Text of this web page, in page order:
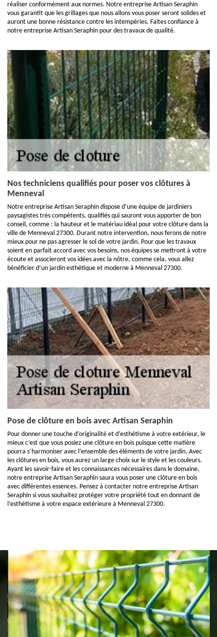
réaliser conformément aux normes. Notre entreprise Artisan Seraphin
vous garantit que les grillages que nous allons vous poser seront solides et
auront une bonne résistance contre les intempéries. Faites confiance à
notre entreprise Artisan Seraphin pour des travaux de qualité.
Nos techniciens qualifiés pour poser vos clôtures à
Menneval
Notre entreprise Artisan Seraphin dispose d’une équipe de jardiniers
paysagistes très compétents, qualifiés qui sauront vous apporter de bon
conseil, comme : la hauteur et le matériau idéal pour votre clôture dans la
ville de Menneval 27300. Durant notre intervention, nous ferons de notre
mieux pour ne pas agresser le sol de votre jardin. Pour que les travaux
soient en parfait accord avec vos besoins, nos équipes se mettront à votre
écoute et associeront vos idées avec la nôtre, comme cela, vous allez
bénéficier d’un jardin esthétique et moderne à Menneval 27300.
Pose de clôture en bois avec Artisan Seraphin
Pour donner une touche d’originalité et d’esthétisme à votre extérieur, le
mieux c’est que vous posiez une clôture en bois puisque cette matière
pourra s’harmoniser avec l’ensemble des éléments de votre jardin. Avec
les clôtures en bois, vous aurez un large choix sur le style et les couleurs.
Ayant les savoir-faire et les connaissances nécessaires dans le domaine,
notre entreprise Artisan Seraphin saura vous poser une clôture en bois
avec différentes essences. Pensez à contacter notre entreprise Artisan
Seraphin si vous souhaitez protéger votre propriété tout en donnant de
l’esthétisme à votre espace extérieure à Menneval 27300.